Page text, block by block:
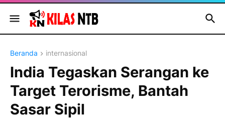
Beranda internasional
India Tegaskan Serangan ke
Target Terorisme, Bantah
Sasar Sipil